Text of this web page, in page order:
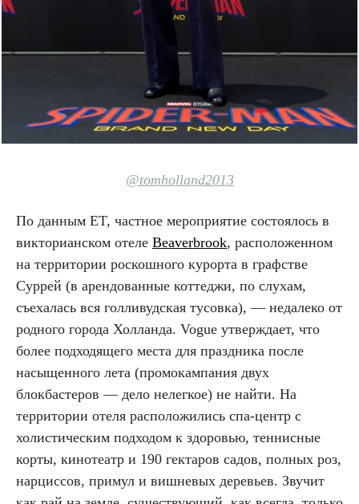
@tomholland2013
По данным ET, частное мероприятие состоялось в
викторианском отеле Beaverbrook, расположенном
на территории роскошного курорта в графстве
Суррей (в арендованные коттеджи, по слухам,
съехалась вся голливудская тусовка), — недалеко от
родного города Холланда. Vogue утверждает, что
более подходящего места для праздника после
насыщенного лета (промокампания двух
блокбастеров — дело нелегкое) не найти. На
территории отеля расположились спа-центр с
холистическим подходом к здоровью, теннисные
корты, кинотеатр и 190 гектаров садов, полных роз,
нарциссов, примул и вишневых деревьев. Звучит